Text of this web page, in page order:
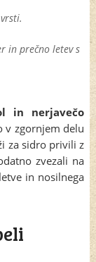
in prečno letev s
in nerjavečo
v zgornjem delu
za sidro privili z
zvezali na
in nosilnega